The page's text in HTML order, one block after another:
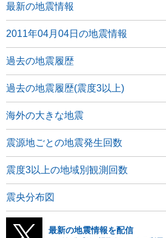
最新の地震情報
2011年04月04日の地震情報
過去の地震履歴
過去の地震履歴(震度3以上)
海外の大きな地震
震源地ごとの地震発生回数
震度3以上の地域別観測回数
震央分布図
最新の地震情報を配信